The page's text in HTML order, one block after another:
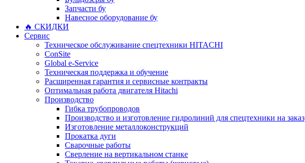
Запчасти бу
Навесное оборудование бу
🔥 СКИДКИ
Сервис
Техническое обслуживание спецтехники HITACHI
ConSite
Global e-Service
Техническая поддержка и обучение
Расширенная гарантия и сервисные контракты
Оптимальная работа двигателя Hitachi
Производство
Гибка трубопроводов
Производство и изготовление гидролиний для спецтехники на заказ
Изготовление металлоконструкций
Прокатка дуги
Сварочные работы
Сверление на вертикальном станке